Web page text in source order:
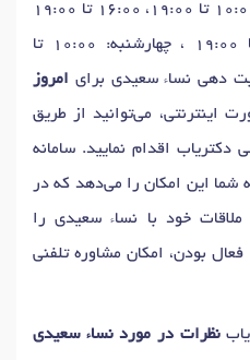
روزهای حضور شنبه، دوشنبه: 10:00 تا 19:00، 16:00 تا 19:00
، یکشنبه، سه‌شنبه: 16:00 تا 19:00 ، چهارشنبه: 10:00 تا
امروز
اینترنتی، می‌توانید از طریق
اقدام نمایید. سامانه
شما این امکان را می‌دهد که در
خود با نساء سعیدی را
بودن، امکان مشاوره تلفنی
نظرات در مورد نساء سعیدی